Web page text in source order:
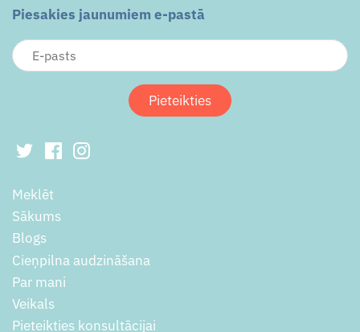
Piesakies jaunumiem e-pastā
Meklēt
Sākums
Blogs
Cieņpilna audzināšana
Par mani
Veikals
Pieteikties konsultācijai